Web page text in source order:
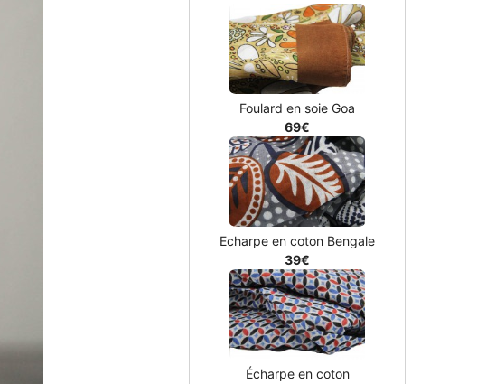
Foulard en soie Goa
69€
Echarpe en coton Bengale
39€
Écharpe en coton